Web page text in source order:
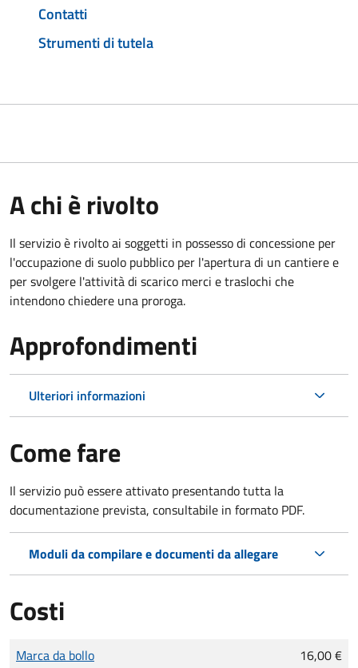
Contatti
Strumenti di tutela
A chi è rivolto
Il servizio è rivolto ai soggetti in possesso di concessione per
l'occupazione di suolo pubblico per l'apertura di un cantiere e
per svolgere l'attività di scarico merci e traslochi che
intendono chiedere una proroga.
Approfondimenti
Ulteriori informazioni
Come fare
Il servizio può essere attivato presentando tutta la
documentazione prevista, consultabile in formato PDF.
Moduli da compilare e documenti da allegare
Costi
Tipo di pagamento
Importo
Marca da bollo 16,00 €